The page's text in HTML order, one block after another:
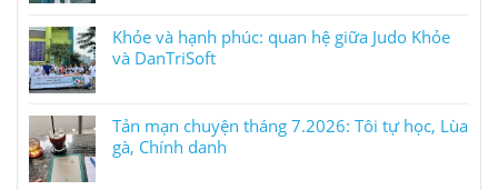
Khỏe và hạnh phúc: quan hệ giữa Judo Khỏe
và DanTriSoft
Tản mạn chuyện tháng 7.2026: Tôi tự học, Lùa
gà, Chính danh